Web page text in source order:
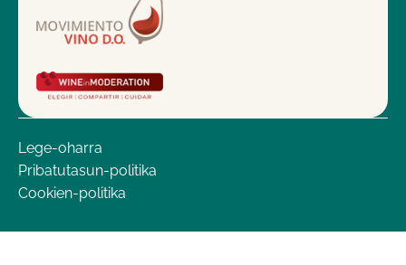
Lege-oharra
Pribatutasun-politika
Cookien-politika